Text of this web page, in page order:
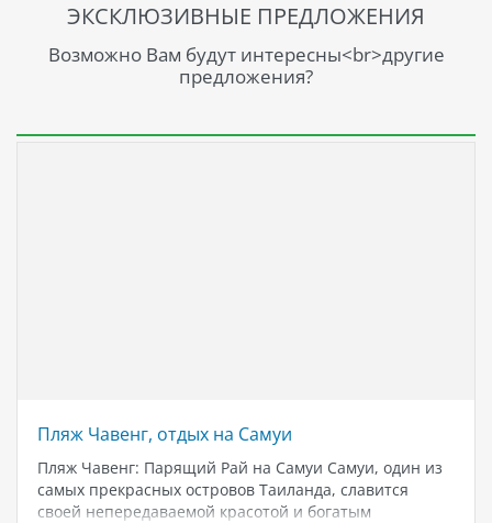
ЭКСКЛЮЗИВНЫЕ ПРЕДЛОЖЕНИЯ
Возможно Вам будут интересны<br>другие
предложения?
Пляж Чавенг, отдых на Самуи
Пляж Чавенг: Парящий Рай на Самуи Самуи, один из
самых прекрасных островов Таиланда, славится
своей непередаваемой красотой и богатым